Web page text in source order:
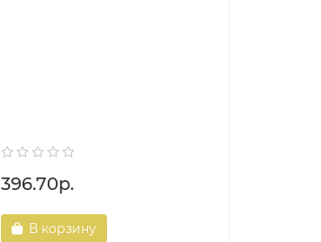
396.70р.
В корзину